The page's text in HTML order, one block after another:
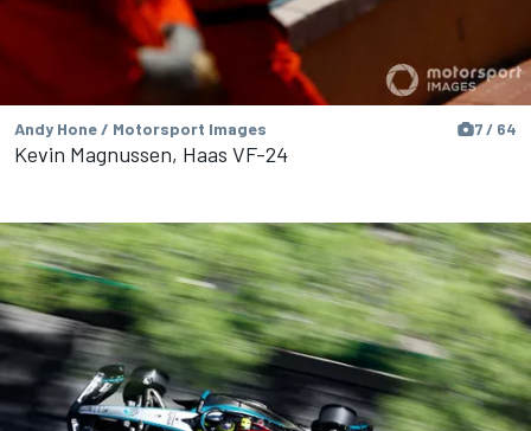
Andy Hone / Motorsport Images 7 / 64
Kevin Magnussen, Haas VF-24